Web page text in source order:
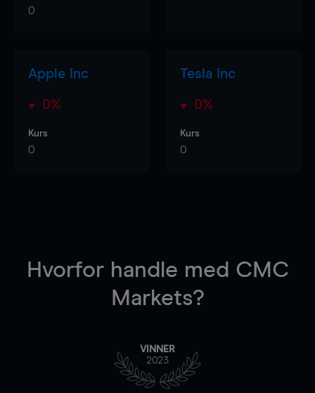
0
Apple Inc
0%
Kurs
0
Tesla Inc
0%
Kurs
0
Hvorfor handle med CMC
Markets?
VINNER
2023